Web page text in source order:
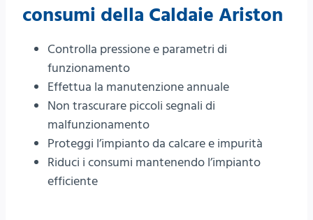
consumi della Caldaie Ariston
Controlla pressione e parametri di
funzionamento
Effettua la manutenzione annuale
Non trascurare piccoli segnali di
malfunzionamento
Proteggi l’impianto da calcare e impurità
Riduci i consumi mantenendo l’impianto
efficiente